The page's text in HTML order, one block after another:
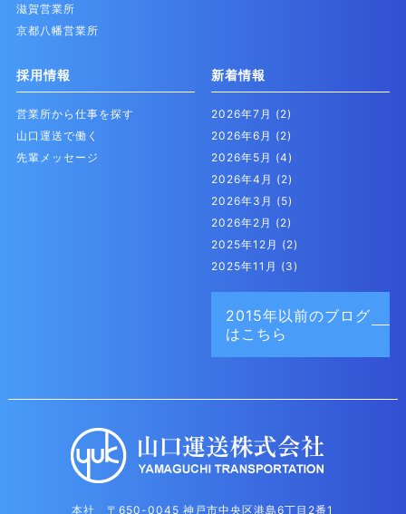
滋賀営業所
京都八幡営業所
採用情報
営業所から仕事を探す
山口運送で働く
先輩メッセージ
新着情報
2026年7月 (2)
2026年6月 (2)
2026年5月 (4)
2026年4月 (2)
2026年3月 (5)
2026年2月 (2)
2025年12月 (2)
2025年11月 (3)
2015年以前のブログ
はこちら
本社 〒650-0045 神戸市中央区港島6丁目2番1